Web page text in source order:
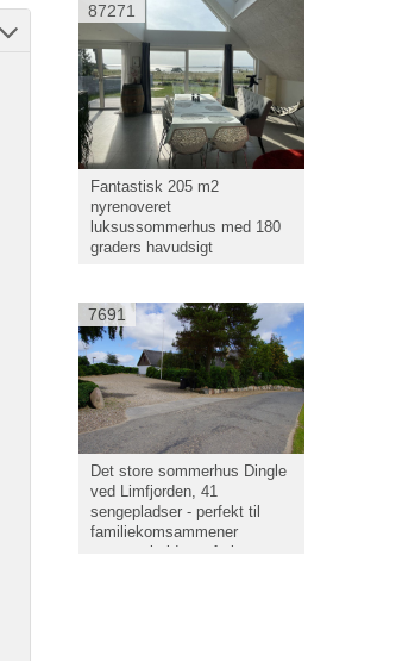
87271
Fantastisk 205 m2
nyrenoveret
luksussommerhus med 180
graders havudsigt
7691
Det store sommerhus Dingle
ved Limfjorden, 41
sengepladser - perfekt til
familiekomsammener
gruppearbejde og ferie